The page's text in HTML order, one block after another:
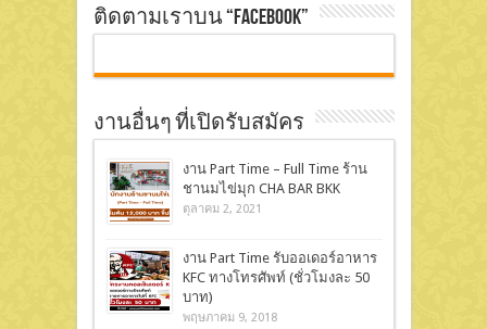
ติดตามเราบน “Facebook”
งานอื่นๆ ที่เปิดรับสมัคร
งาน Part Time – Full Time ร้าน
ชานมไข่มุก CHA BAR BKK
ตุลาคม 2, 2021
งาน Part Time รับออเดอร์อาหาร
KFC ทางโทรศัพท์ (ชั่วโมงละ 50
บาท)
พฤษภาคม 9, 2018